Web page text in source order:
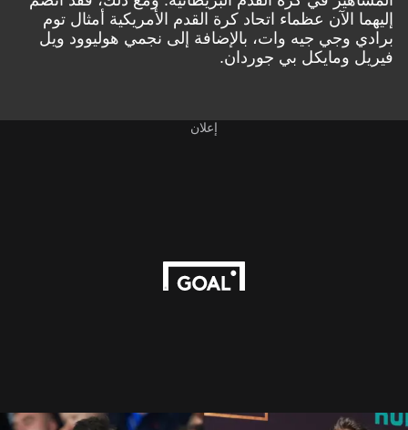
إليهما الآن عظماء اتحاد كرة القدم الأمريكية أمثال توم
برادي وجي جيه وات، بالإضافة إلى نجمي هوليوود ويل
فيريل ومايكل بي جوردان.
إعلان